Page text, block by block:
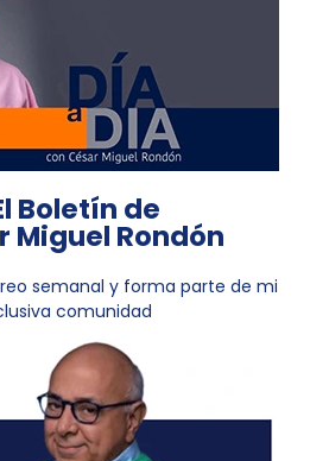
Boletín de
Miguel Rondón
semanal y forma parte de mi
comunidad